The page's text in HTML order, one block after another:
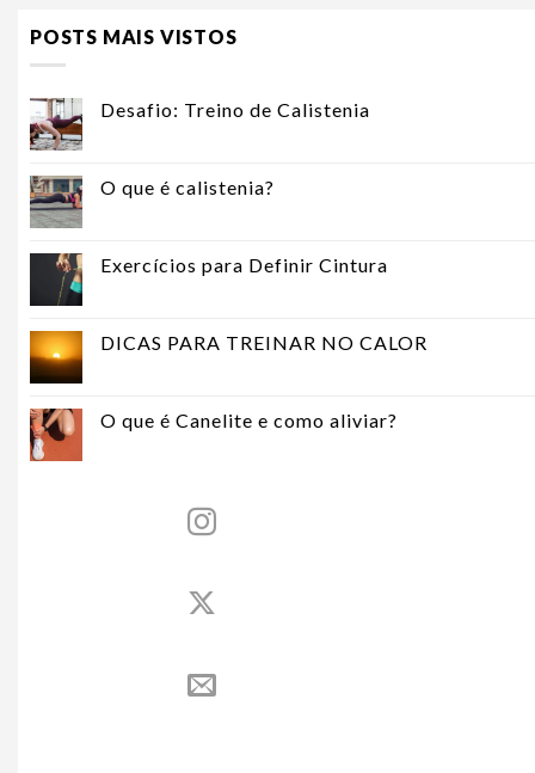
POSTS MAIS VISTOS
Desafio: Treino de Calistenia
O que é calistenia?
Exercícios para Definir Cintura
DICAS PARA TREINAR NO CALOR
O que é Canelite e como aliviar?